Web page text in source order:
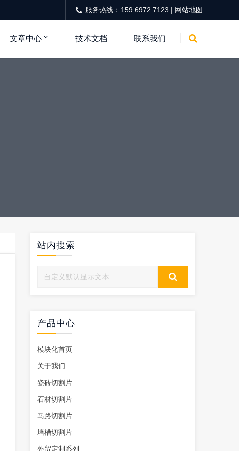
服务热线：159 6972 7123 | 网站地图
文章中心 技术文档 联系我们
站内搜索
产品中心
模块化首页
关于我们
瓷砖切割片
石材切割片
马路切割片
墙槽切割片
外贸定制系列